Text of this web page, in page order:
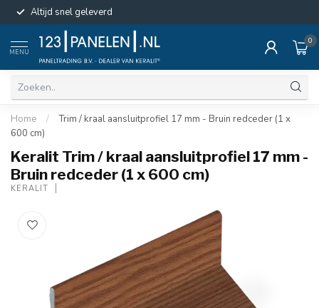
Altijd snel geleverd
MENU
0
Home /
Trim / kraal aansluitprofiel 17 mm - Bruin redceder (1 x
600 cm)
Keralit Trim / kraal aansluitprofiel 17 mm -
Bruin redceder (1 x 600 cm)
KERALIT